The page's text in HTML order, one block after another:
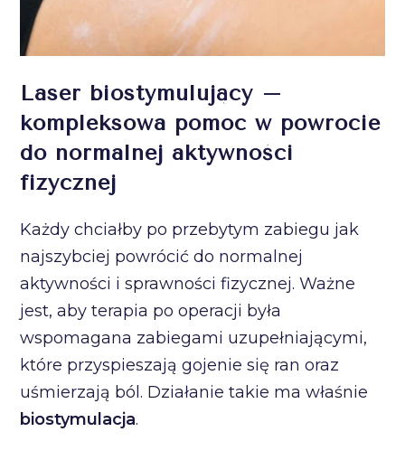
Laser biostymulujący –
kompleksowa pomoc w powrocie
do normalnej aktywności
fizycznej
Każdy chciałby po przebytym zabiegu jak
najszybciej powrócić do normalnej
aktywności i sprawności fizycznej. Ważne
jest, aby terapia po operacji była
wspomagana zabiegami uzupełniającymi,
które przyspieszają gojenie się ran oraz
uśmierzają ból. Działanie takie ma właśnie
biostymulacja.